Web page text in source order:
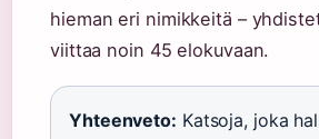
hieman eri nimikkeitä –
viittaa noin 45 elokuvaan.
Yhteenveto: Katsoja, joka